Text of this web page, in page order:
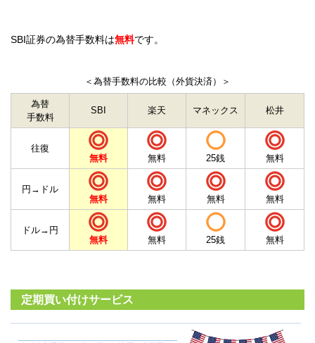
SBI証券の為替手数料は無料です。
＜為替手数料の比較（外貨決済）＞
為替
手数料
SBI 楽天 マネックス 松井
往復
無料
無料 25銭 無料
円→ドル
無料
無料 無料 無料
ドル→円
無料
無料 25銭 無料
定期買い付けサービス